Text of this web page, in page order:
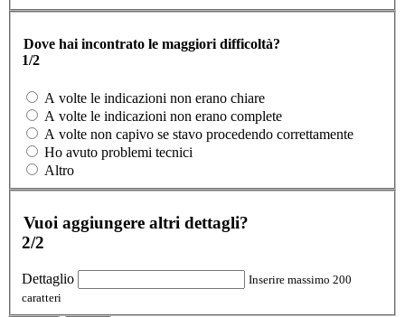
Dove hai incontrato le maggiori difficoltà?
1/2
A volte le indicazioni non erano chiare
A volte le indicazioni non erano complete
A volte non capivo se stavo procedendo correttamente
Ho avuto problemi tecnici
Altro
Vuoi aggiungere altri dettagli?
2/2
Dettaglio
Inserire massimo 200
caratteri